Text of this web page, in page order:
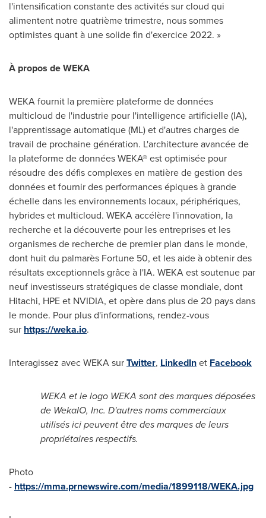
l'intensification constante des activités sur cloud qui
alimentent notre quatrième trimestre, nous sommes
optimistes quant à une solide fin d'exercice 2022. »
À propos de WEKA
WEKA fournit la première plateforme de données
multicloud de l'industrie pour l'intelligence artificielle (IA),
l'apprentissage automatique (ML) et d'autres charges de
travail de prochaine génération. L'architecture avancée de
la plateforme de données WEKA® est optimisée pour
résoudre des défis complexes en matière de gestion des
données et fournir des performances épiques à grande
échelle dans les environnements locaux, périphériques,
hybrides et multicloud. WEKA accélère l'innovation, la
recherche et la découverte pour les entreprises et les
organismes de recherche de premier plan dans le monde,
dont huit du palmarès Fortune 50, et les aide à obtenir des
résultats exceptionnels grâce à l'IA. WEKA est soutenue par
neuf investisseurs stratégiques de classe mondiale, dont
Hitachi, HPE et NVIDIA, et opère dans plus de 20 pays dans
le monde. Pour plus d'informations, rendez-vous
sur https://weka.io.
Interagissez avec WEKA surTwitter, LinkedInet Facebook
WEKA et le logo WEKA sont des marques déposées
de WekaIO, Inc. D'autres noms commerciaux
utilisés ici peuvent être des marques de leurs
propriétaires respectifs.
Photo
- https://mma.prnewswire.com/media/1899118/WEKA.jpg